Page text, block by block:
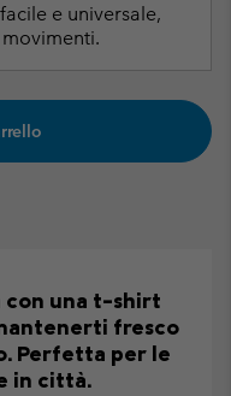
e universale,
una t-shirt
fresco
Perfetta per le
in città.